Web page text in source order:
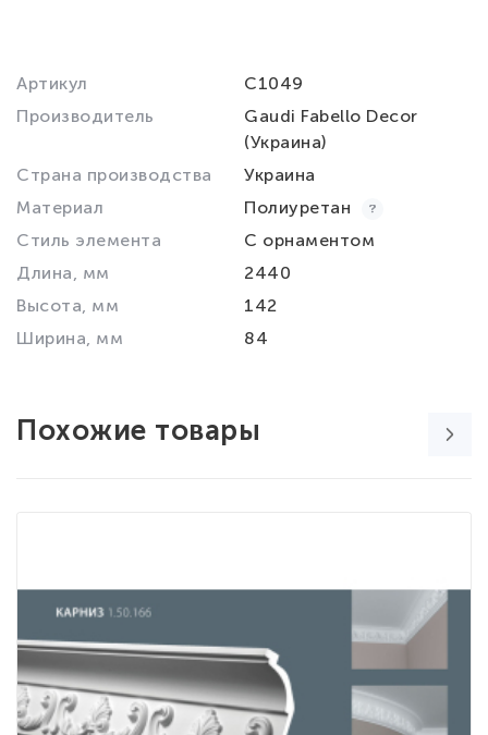
Артикул
C1049
Производитель
Gaudi Fabello Decor
(Украина)
Страна производства
Украина
Материал
Полиуретан
Стиль элемента
С орнаментом
Длина, мм
2440
Высота, мм
142
Ширина, мм
84
Похожие товары